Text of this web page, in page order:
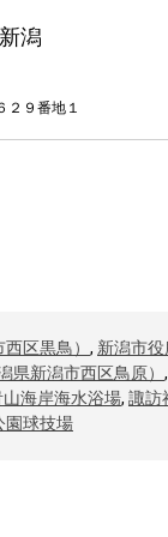
潟
２９番地１
区黒鳥） , 新潟市
県新潟市西区鳥原） ,
山海岸海水浴場, 諏訪
球技場